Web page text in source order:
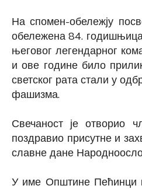
На спомен-обележју
обележена 84.
његовог легендарног
и ове године било
светског рата стали у
фашизма.
Свечаност је отворио
поздравио присутне и
славне дане
У име Општине Пећинци